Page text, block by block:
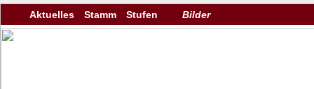
Aktuelles Stamm Stufen Bilder